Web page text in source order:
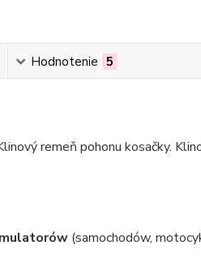
Hodnotenie 5
remeň pohonu kosačky.
(samochodów,